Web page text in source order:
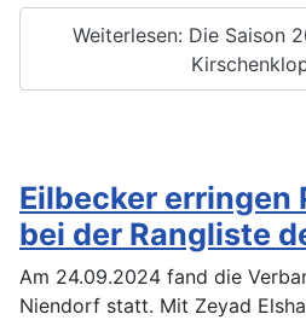
Weiterlesen: Die Saison
Eilbecker erringen
bei der Rangliste
Am 24.09.2024 fand die
Niendorf statt. Mit Zeyad